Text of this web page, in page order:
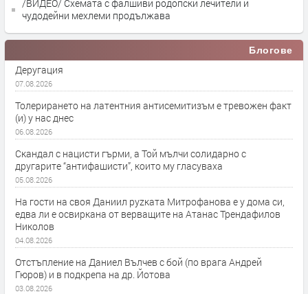
/ВИДЕО/ Схемата с фалшиви родопски лечители и
чудодейни мехлеми продължава
Блогове
Деругация
07.08.2026
Толерирането на латентния антисемитизъм е тревожен факт
(и) у нас днес
06.08.2026
Скандал с нацисти гърми, а Той мълчи солидарно с
другарите “антифашисти”, които му гласуваха
05.08.2026
На гости на своя Даниил руzката Митрофанова е у дома си,
едва ли е освиркана от верващите на Атанас Трендафилов
Николов
04.08.2026
Отстъпление на Даниел Вълчев с бой (по врага Андрей
Гюров) и в подкрепа на др. Йотова
03.08.2026